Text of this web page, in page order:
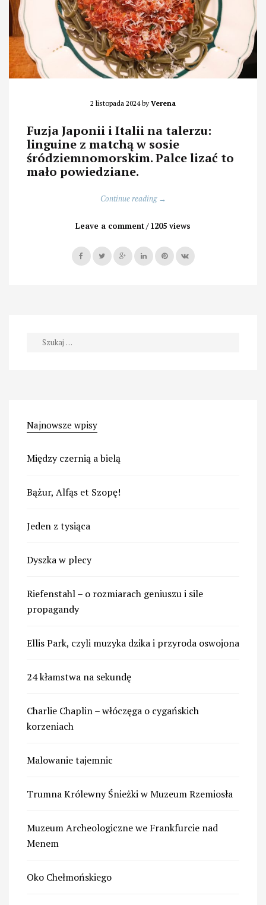
2 listopada 2024by Verena
Fuzja Japonii i Italii na talerzu:
linguine z matchą w sosie
śródziemnomorskim. Palce lizać to
mało powiedziane.
Continue reading „Matchatuna
włoska
z
japońskim
→
Leave a comment 1205 views
Szukaj:
Najnowsze wpisy
Między czernią a bielą
Bążur, Alfąs et Szopę!
Jeden z tysiąca
Dyszka w plecy
Riefenstahl – o rozmiarach geniuszu i sile
propagandy
Ellis Park, czyli muzyka dzika i przyroda oswojona
24 kłamstwa na sekundę
Charlie Chaplin – włóczęga o cygańskich
korzeniach
Malowanie tajemnic
Trumna Królewny Śnieżki w Muzeum Rzemiosła
Muzeum Archeologiczne we Frankfurcie nad
Menem
Oko Chełmońskiego